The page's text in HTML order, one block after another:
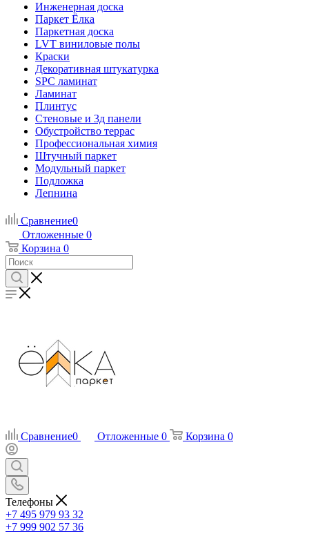
Инженерная доска
Паркет Ёлка
Паркетная доска
LVT виниловые полы
Краски
Декоративная штукатурка
SPC ламинат
Ламинат
Плинтус
Стеновые и 3д панели
Обустройство террас
Профессиональная химия
Штучный паркет
Модульный паркет
Подложка
Лепнина
Сравнение0
Отложенные 0
Корзина 0
Сравнение0 Отложенные 0 Корзина 0
Телефоны
+7 495 979 93 32
+7 999 902 57 36